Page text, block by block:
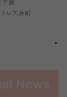
下屋
トレ大井町